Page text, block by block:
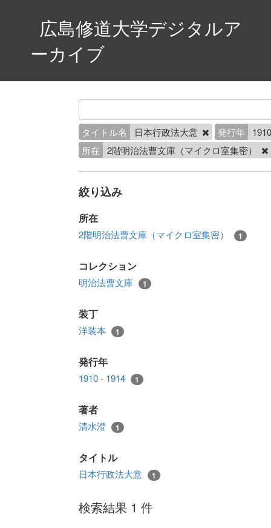
広島修道大学デジタルア
ーカイブ
タイトル名 日本行政法大意 発行年
所在
2階明治法曹文庫（マイクロ室集密）
絞り込み
所在
2階明治法曹文庫（マイクロ室集密） 1
コレクション
明治法曹文庫 1
装丁
洋装本 1
発行年
1910 - 1914 1
著者
清水澄 1
タイトル
日本行政法大意 1
検索結果 1 件